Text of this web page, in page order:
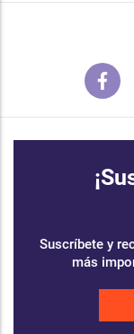
Suscríbete y
más